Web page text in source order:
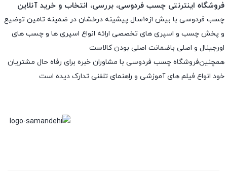
فروشگاه اینترنتی چسب فردوسی، بررسی، انتخاب و خرید آنلاین
چسب فردوسی با بیش از۱۰سال پیشینه درخشان در ضمینه تامین توضیع
و پخش چسب و اسپری های تخصصی ارائه انواع اسپری ها و چسب های
اورجینال و اصلی باضمانت اصلی بودن کالاست
همچنین‌فروشگاه چسب فردوسی با مشاوران خبره برای رفاه حال مشتریان
خود انواع فیلم های آموزشی و راهنمای تلفنی تدارک دیده است